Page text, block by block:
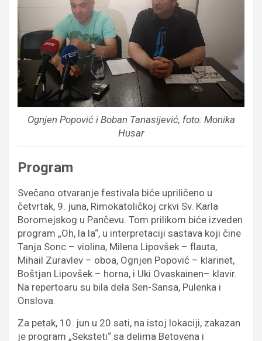
Ognjen Popović i Boban Tanasijević, foto: Monika
Husar
Program
Svečano otvaranje festivala biće upriličeno u
četvrtak, 9. juna, Rimokatoličkoj crkvi Sv. Кarla
Boromejskog u Pančevu. Tom prilikom biće izveden
program „Oh, la la“, u interpretaciji sastava koji čine
Tanja Sonc – violina, Milena Lipovšek – flauta,
Mihail Zuravlev – oboa, Ognjen Popović – klarinet,
Boštjan Lipovšek – horna, i Uki Ovaskainen– klavir.
Na repertoaru su bila dela Sen-Sansa, Pulenka i
Onslova.
Za petak, 10. jun u 20 sati, na istoj lokaciji, zakazan
je program „Seksteti“ sa delima Betovena i